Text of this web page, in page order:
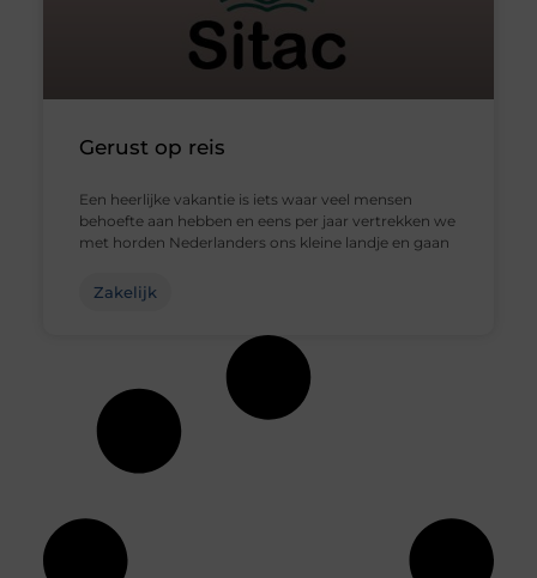
Gerust op reis
Een heerlijke vakantie is iets waar veel mensen
behoefte aan hebben en eens per jaar vertrekken we
met horden Nederlanders ons kleine landje en gaan
Zakelijk